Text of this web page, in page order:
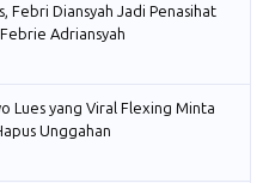
Febri Diansyah Jadi Penasihat
Adriansyah
Lues yang Viral Flexing Minta
Unggahan